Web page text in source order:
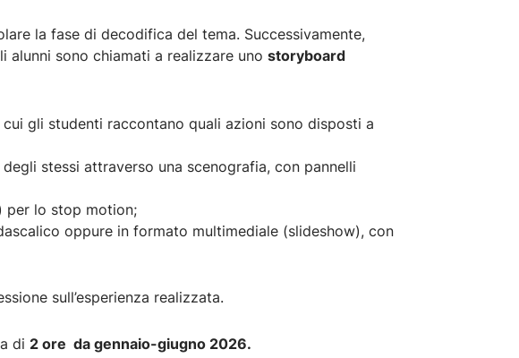
la fase di decodifica del tema. Successivamente,
alunni sono chiamati a realizzare uno storyboard
gli studenti raccontano quali azioni sono disposti a
stessi attraverso una scenografia, con pannelli
per lo stop motion;
oppure in formato multimediale (slideshow), con
sull’esperienza realizzata.
di 2 ore da gennaio-giugno 2026.